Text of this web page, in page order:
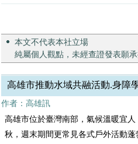
本文不代表本社立場
純屬個人觀點，未經查證發表願
高雄市推動水域共融活動.身障
作者：高雄訊
高雄市位於臺灣南部，氣候溫暖宜
秋，週末期間更常見各式戶外活動